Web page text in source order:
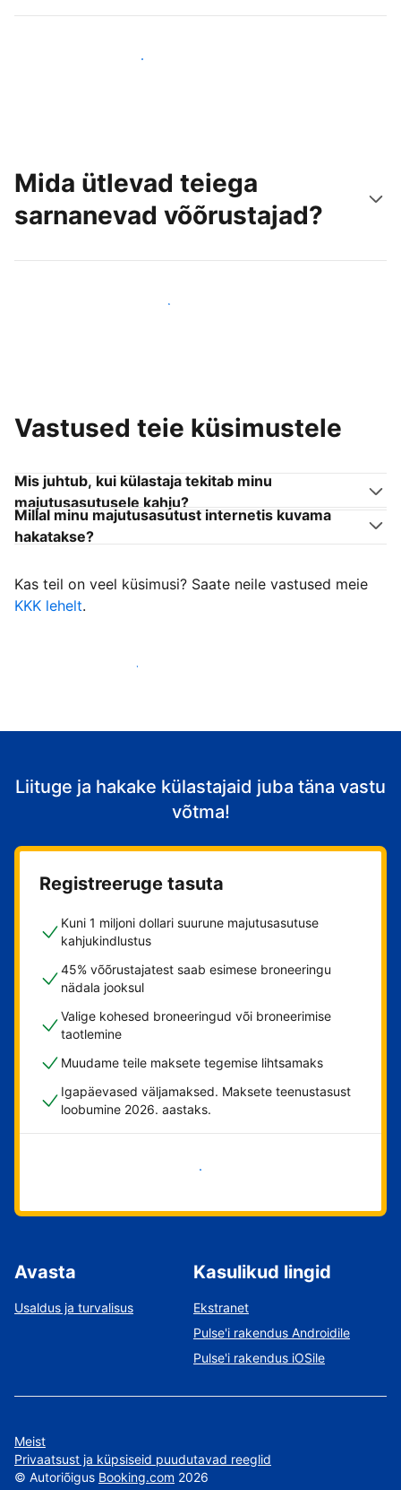
Jõua juba täna uute külastajateni
Mida ütlevad teiega
sarnanevad võõrustajad?
Liitu endaga sarnanevate võõrustajatega
Vastused teie küsimustele
Mis juhtub, kui külastaja tekitab minu
majutusasutusele kahju?
Millal minu majutusasutust internetis kuvama
hakatakse?
Kas teil on veel küsimusi? Saate neile vastused meie
KKK lehelt.
Alusta külastajate vastuvõtmist
Liituge ja hakake külastajaid juba täna vastu
võtma!
Registreeruge tasuta
Kuni 1 miljoni dollari suurune majutusasutuse
kahjukindlustus
45% võõrustajatest saab esimese broneeringu
nädala jooksul
Valige kohesed broneeringud või broneerimise
taotlemine
Muudame teile maksete tegemise lihtsamaks
Igapäevased väljamaksed. Maksete teenustasust
loobumine 2026. aastaks.
Alusta kohe
Avasta
Usaldus ja turvalisus
Kasulikud lingid
Ekstranet
Pulse'i rakendus Androidile
Pulse'i rakendus iOSile
Meist
Privaatsust ja küpsiseid puudutavad reeglid
© Autoriõigus Booking.com 2026